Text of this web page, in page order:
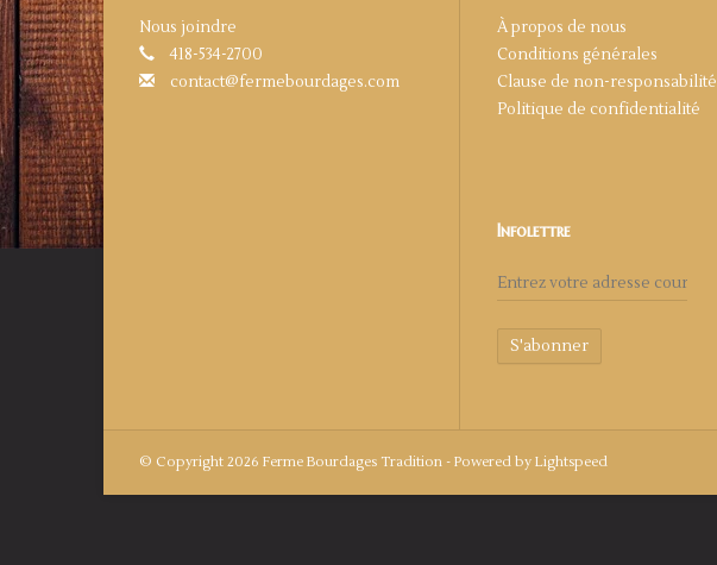
Nous joindre
418-534-2700
contact@fermebourdages.com
À propos de nous
Conditions générales
Clause de non-responsabilité
Politique de confidentialité
Infolettre
S'abonner
© Copyright 2026 Ferme Bourdages Tradition - Powered by Lightspeed